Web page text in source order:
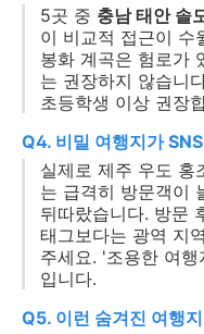
5곳 중 충남 태안 솔
이 비교적 접근이 수
봉화 계곡은 험로가
는 권장하지 않습니
초등학생 이상 권장
Q4. 비밀 여행지가
실제로 제주 우도 홍
는 급격히 방문객이
뒤따랐습니다. 방문
태그보다는 광역 지
주세요. '조용한 여
입니다.
Q5. 이런 숨겨진 여행